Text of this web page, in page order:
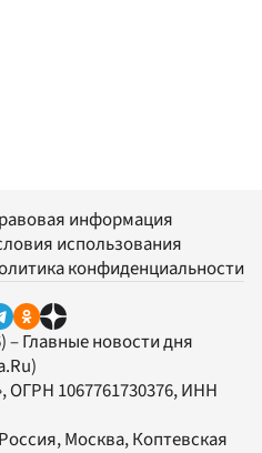
информация
использования
конфиденциальности
– Главные новости дня
, ОГРН 1067761730376, ИНН
Москва, Коптевская